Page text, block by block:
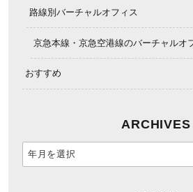
路線別バーチャルオフィス
京急本線・京急空港線のバーチャルオ
おすすめ
ARCHIVES